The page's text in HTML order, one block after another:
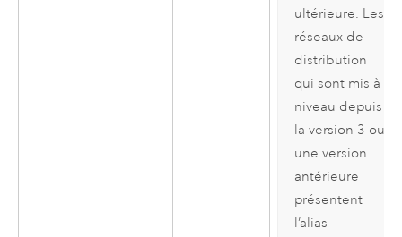
ultérieure. Les
réseaux de
distribution
qui sont mis à
niveau depuis
la version 3 ou
une version
antérieure
présentent
l’alias